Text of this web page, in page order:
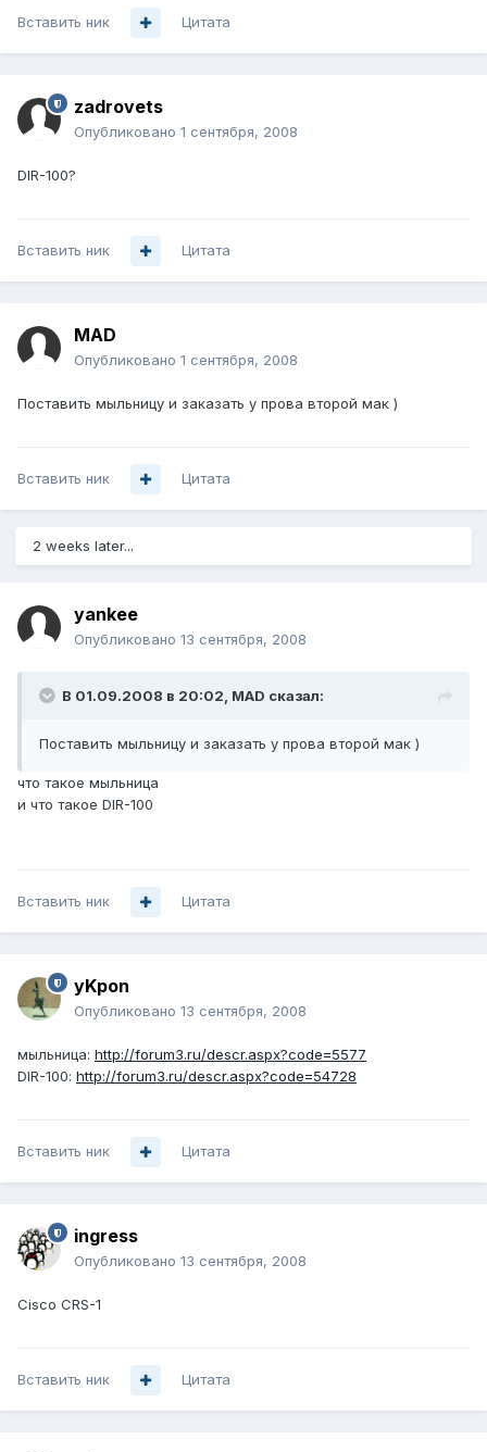
Вставить ник Цитата
zadrovets
Опубликовано 1 сентября, 2008
DIR-100?
Вставить ник Цитата
MAD
Опубликовано 1 сентября, 2008
Поставить мыльницу и заказать у прова второй мак )
Вставить ник Цитата
2 weeks later...
yankee
Опубликовано 13 сентября, 2008
В 01.09.2008 в 20:02, MAD сказал:
Поставить мыльницу и заказать у прова второй мак )
что такое мыльница
и что такое DIR-100
Вставить ник Цитата
yKpon
Опубликовано 13 сентября, 2008
мыльница: http://forum3.ru/descr.aspx?code=5577
DIR-100: http://forum3.ru/descr.aspx?code=54728
Вставить ник Цитата
ingress
Опубликовано 13 сентября, 2008
Cisco CRS-1
Вставить ник Цитата